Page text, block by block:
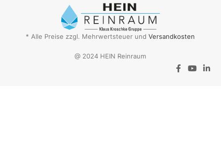
* Alle Preise zzgl. Mehrwertsteuer undVersandkosten
@ 2024 HEIN Reinraum